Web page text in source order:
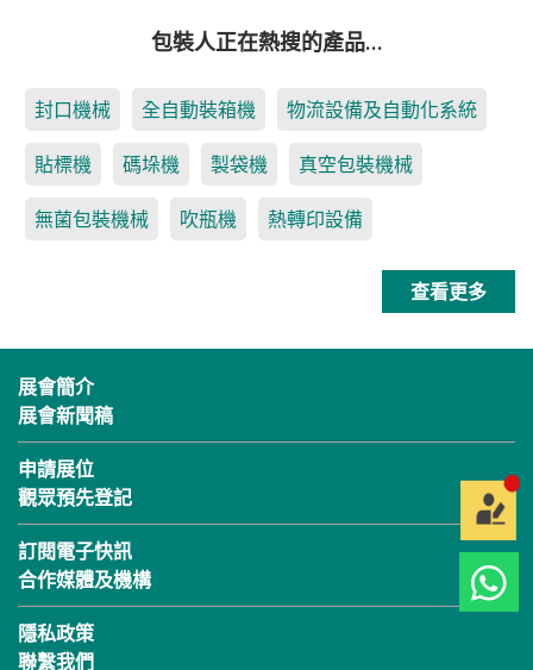
包裝人正在熱搜的產品…
封口機械 全自動裝箱機 物流設備及自動化系統
貼標機 碼垛機 製袋機 真空包裝機械
無菌包裝機械 吹瓶機 熱轉印設備
查看更多
展會簡介
展會新聞稿
申請展位
觀眾預先登記
訂閱電子快訊
合作媒體及機構
隱私政策
聯繫我們